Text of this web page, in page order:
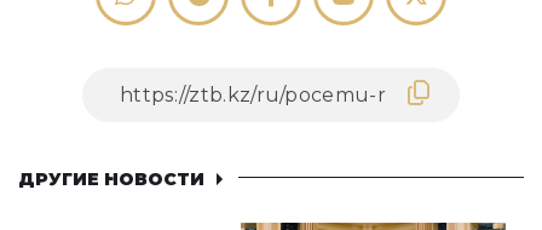
ДРУГИЕ НОВОСТИ